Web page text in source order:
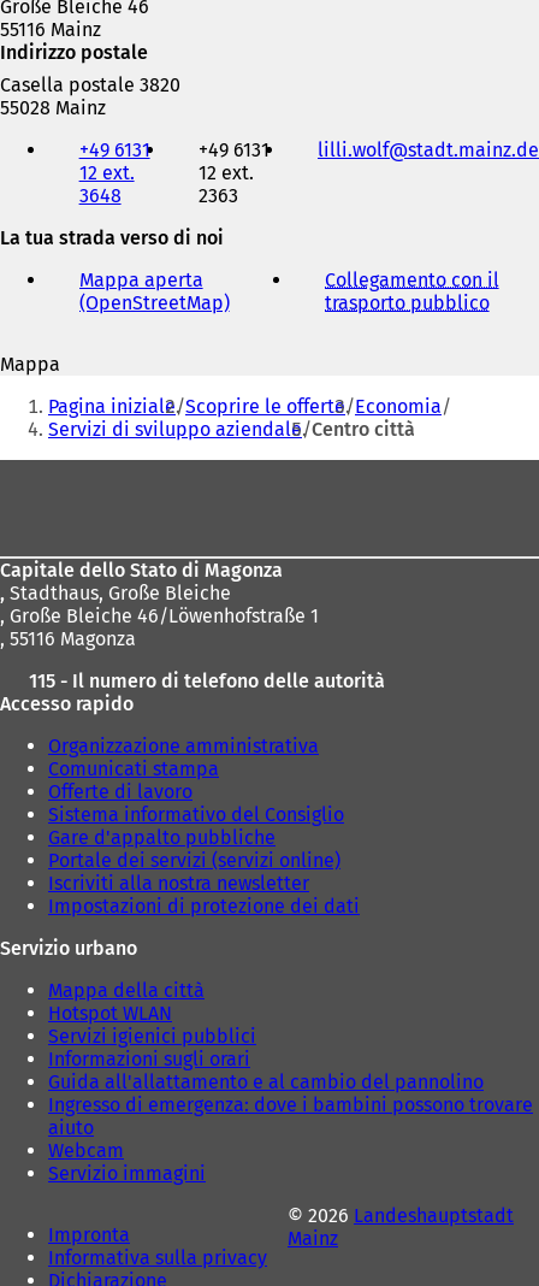
Große Bleiche 46
55116 Mainz
Indirizzo postale
Casella postale 3820
55028 Mainz
mail
+49 6131
12 ext.
3648
+49 6131
12 ext.
2363
lilli.wolf stadt.mainz de
La tua strada verso di noi
Mappa aperta
(OpenStreetMap)(
p
r
e
i
a
n
u
o
s
h
e
a
)
Collegamento con il
trasporto pubblico(
i
a
Mappa
Siete
qui:
Pagina iniziale Scoprire le offerte Economia
Servizi di sviluppo aziendale Centro città
Capitale dello Stato di Magonza
, Stadthaus, Große Bleiche
, Große Bleiche 46/Löwenhofstraße 1
, 55116 Magonza
115 - Il numero di telefono delle autorità
Accesso rapido
Organizzazione amministrativa
Comunicati stampa
Offerte di lavoro
Sistema informativo del Consiglio
Gare d'appalto pubbliche
Portale dei servizi (servizi online)
Iscriviti alla nostra newsletter
Impostazioni di protezione dei dati
Servizio urbano
Mappa della città
Hotspot WLAN
Servizi igienici pubblici
Informazioni sugli orari
Guida all'allattamento e al cambio del pannolino
Ingresso di emergenza: dove i bambini possono trovare
aiuto
Webcam
Servizio immagini
Impronta
Informativa sulla privacy
Dichiarazione
© 2026 Landeshauptstadt
Mainz